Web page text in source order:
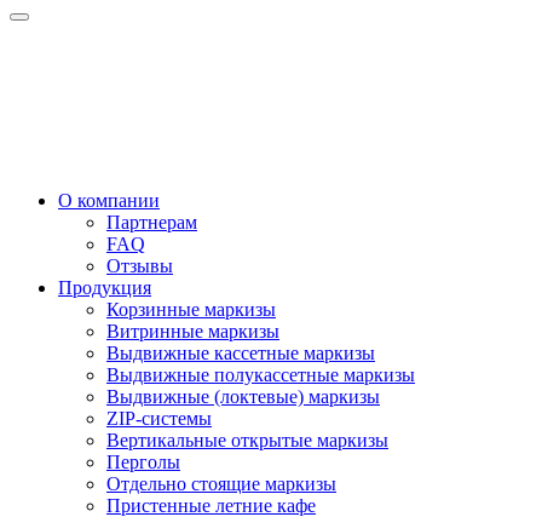
О компании
Партнерам
FAQ
Отзывы
Продукция
Корзинные маркизы
Витринные маркизы
Выдвижные кассетные маркизы
Выдвижные полукассетные маркизы
Выдвижные (локтевые) маркизы
ZIP-системы
Вертикальные открытые маркизы
Перголы
Отдельно стоящие маркизы
Пристенные летние кафе